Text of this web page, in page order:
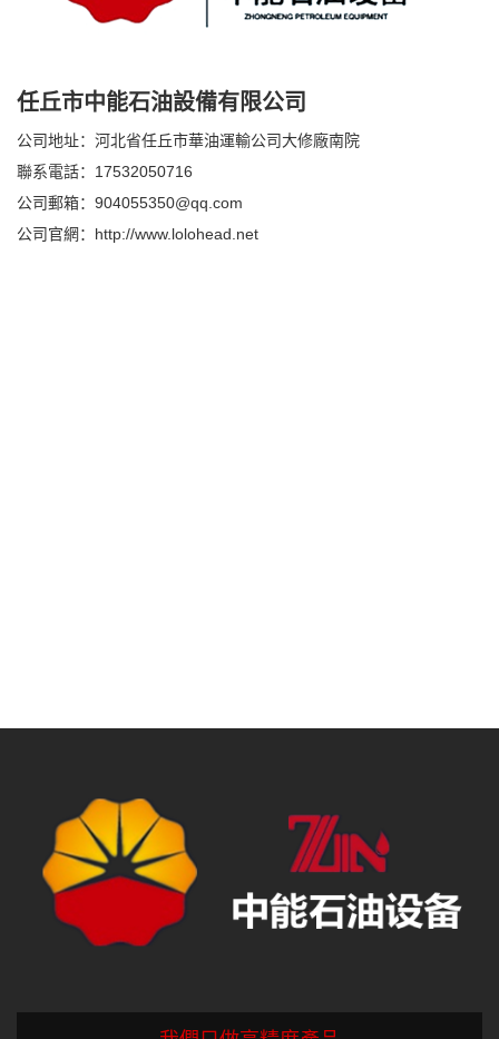
任丘市中能石油設備有限公司
公司地址：河北省任丘市華油運輸公司大修廠南院
聯系電話：17532050716
公司郵箱：904055350@qq.com
公司官網： http://www.lolohead.net